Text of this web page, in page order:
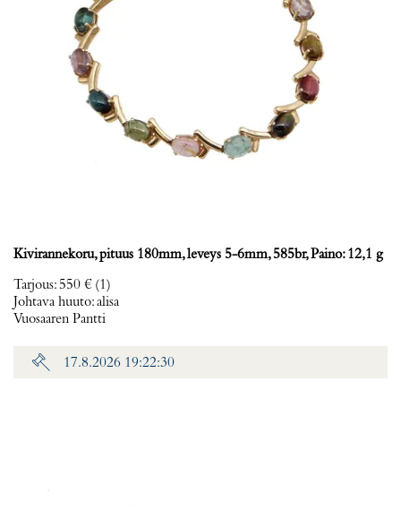
Kivirannekoru, pituus 180mm, leveys 5-6mm, 585br, Paino: 12,1 g
Tarjous: 550 € (1)
Johtava huuto:alisa
Vuosaaren Pantti
17.8.2026 19:22:30